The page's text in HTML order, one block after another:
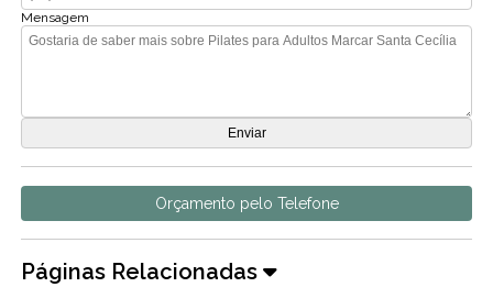
Mensagem
Orçamento pelo Telefone
Páginas Relacionadas